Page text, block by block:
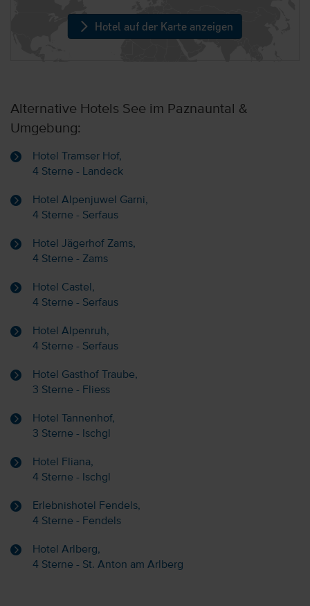
Hotel auf der Karte anzeigen
Alternative Hotels See im Paznauntal &
Umgebung:
Hotel Tramser Hof,
4 Sterne - Landeck
Hotel Alpenjuwel Garni,
4 Sterne - Serfaus
Hotel Jägerhof Zams,
4 Sterne - Zams
Hotel Castel,
4 Sterne - Serfaus
Hotel Alpenruh,
4 Sterne - Serfaus
Hotel Gasthof Traube,
3 Sterne - Fliess
Hotel Tannenhof,
3 Sterne - Ischgl
Hotel Fliana,
4 Sterne - Ischgl
Erlebnishotel Fendels,
4 Sterne - Fendels
Hotel Arlberg,
4 Sterne - St. Anton am Arlberg